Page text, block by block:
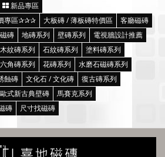
新品專區
專區✰✰✰ 大板磚 / 薄板磚特價區
客廳磁磚
磚 地磚系列 壁磚系列
電視牆設計推薦
木紋磚系列 石紋磚系列
塗料磚系列
六角磚系列 花磚系列
水磨石磁磚系列
蝕磚 文化石 / 文化磚
復古磚系列
歐式新古典壁磚
馬賽克系列
磚 尺寸找磁磚